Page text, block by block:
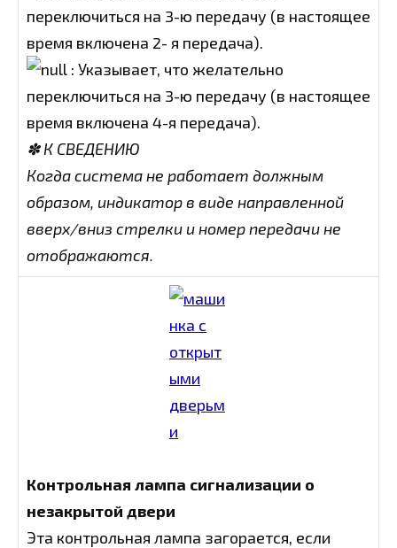
переключиться на 3-ю передачу (в настоящее
время включена 2- я передача).
: Указывает, что желательно
переключиться на 3-ю передачу (в настоящее
время включена 4-я передача).
✽ К СВЕДЕНИЮ
Когда система не работает должным
образом, индикатор в виде направленной
вверх/вниз стрелки и номер передачи не
отображаются.
Контрольная лампа сигнализации о
незакрытой двери
Эта контрольная лампа загорается, если